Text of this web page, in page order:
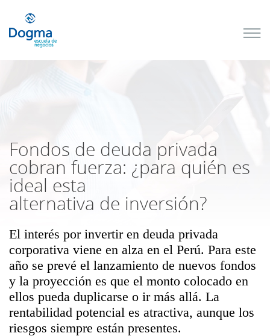
Fondos de deuda privada
cobran fuerza: ¿para quién es
ideal esta
alternativa de inversión?
El interés por invertir en deuda privada
corporativa viene en alza en el Perú. Para este
año se prevé el lanzamiento de nuevos fondos
y la proyección es que el monto colocado en
ellos pueda duplicarse o ir más allá. La
rentabilidad potencial es atractiva, aunque los
riesgos siempre están presentes.
próximos
Más Cursos